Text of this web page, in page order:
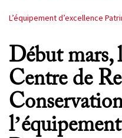
L’équipement d’excellence
Début mars,
Centre de